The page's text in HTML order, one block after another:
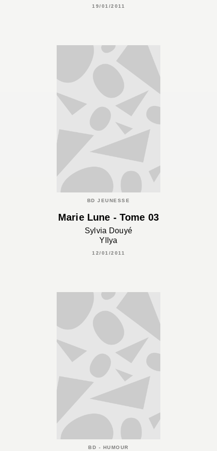
19/01/2011
BD JEUNESSE
Marie Lune - Tome 03
Sylvia Douyé
Yllya
12/01/2011
BD - HUMOUR